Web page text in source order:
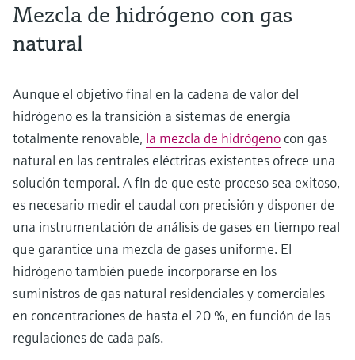
Mezcla de hidrógeno con gas
natural
Aunque el objetivo final en la cadena de valor del
hidrógeno es la transición a sistemas de energía
totalmente renovable, la mezcla de hidrógeno con gas
natural en las centrales eléctricas existentes ofrece una
solución temporal. A fin de que este proceso sea exitoso,
es necesario medir el caudal con precisión y disponer de
una instrumentación de análisis de gases en tiempo real
que garantice una mezcla de gases uniforme. El
hidrógeno también puede incorporarse en los
suministros de gas natural residenciales y comerciales
en concentraciones de hasta el 20 %, en función de las
regulaciones de cada país.